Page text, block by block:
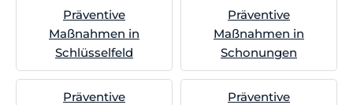
Präventive
Maßnahmen in
Schlüsselfeld
Präventive
Maßnahmen in
Schonungen
Präventive
Präventive